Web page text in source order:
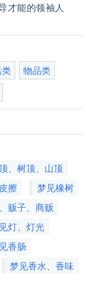
才能的领袖人
物品类
、树顶、山顶
擦
梦见橡树
贩子、商贩
灯、灯光
香肠
梦见香水、香味